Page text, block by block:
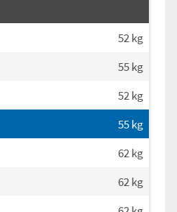
52kg
55kg
52kg
55kg
62kg
62kg